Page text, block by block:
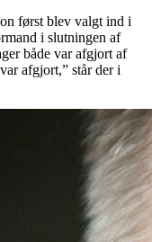
først blev valgt ind i
i slutningen af
både var afgjort af
afgjort,” står der i